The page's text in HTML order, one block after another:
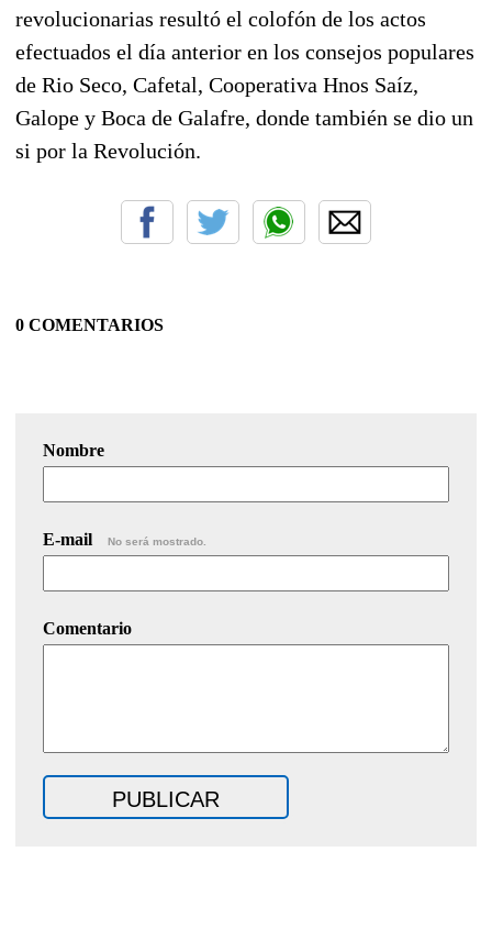
revolucionarias resultó el colofón de los actos
efectuados el día anterior en los consejos populares
de Rio Seco, Cafetal, Cooperativa Hnos Saíz,
Galope y Boca de Galafre, donde también se dio un
si por la Revolución.
0 COMENTARIOS
Nombre
E-mail No será mostrado.
Comentario